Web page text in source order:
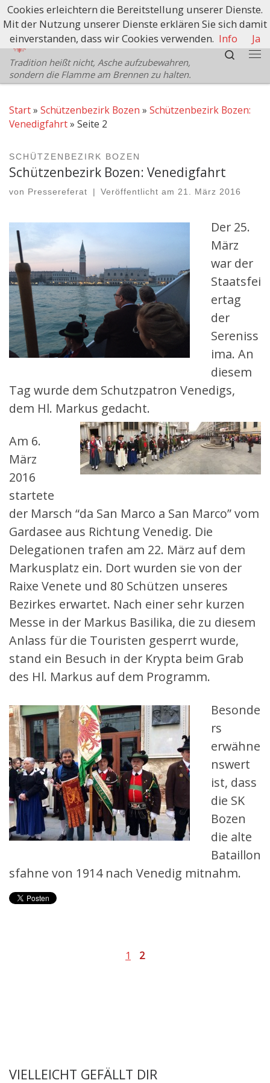
Zum Inhalt springen
Schützenbezirk Bozen
Tradition heißt nicht, Asche aufzubewahren,
sondern die Flamme am Brennen zu halten.
Search
Start» Schützenbezirk Bozen » Schützenbezirk Bozen:
Venedigfahrt» Seite 2
SCHÜTZENBEZIRK BOZEN
Schützenbezirk Bozen: Venedigfahrt
von Pressereferat | Veröffentlicht am 21. März 2016
Der 25.
März
war der
Staatsfei
ertag
der
Sereniss
ima. An
diesem
Tag wurde dem Schutzpatron Venedigs,
dem Hl. Markus gedacht.
Am 6.
März
2016
startete
der Marsch “da San Marco a San Marco” vom
Gardasee aus Richtung Venedig. Die
Delegationen trafen am 22. März auf dem
Markusplatz ein. Dort wurden sie von der
Raixe Venete und 80 Schützen unseres
Bezirkes erwartet. Nach einer sehr kurzen
Messe in der Markus Basilika, die zu diesem
Anlass für die Touristen gesperrt wurde,
stand ein Besuch in der Krypta beim Grab
des Hl. Markus auf dem Programm.
Besonde
rs
erwähne
nswert
ist, dass
die SK
Bozen
die alte
Bataillon
sfahne von 1914 nach Venedig mitnahm.
1 2
VIELLEICHT GEFÄLLT DIR
Cookies erleichtern die Bereitstellung unserer Dienste.
Mit der Nutzung unserer Dienste erklären Sie sich damit
einverstanden, dass wir Cookies verwenden. Info Ja